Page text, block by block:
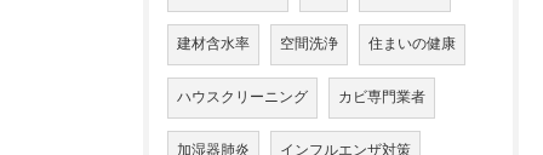
建材含水率 空間洗浄 住まいの健康
ハウスクリーニング カビ専門業者
加湿器肺炎 インフルエンザ対策